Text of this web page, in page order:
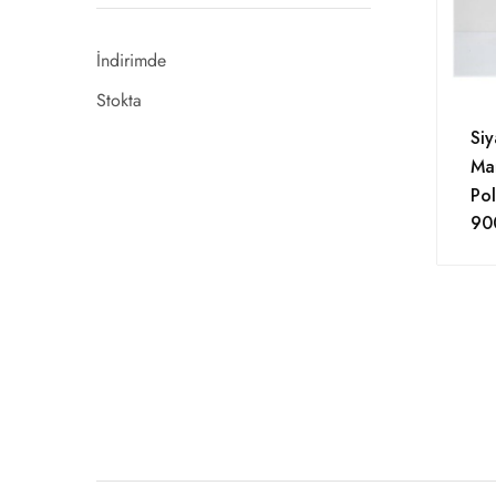
PAKET SÜSLERİ
İndirimde
Stokta